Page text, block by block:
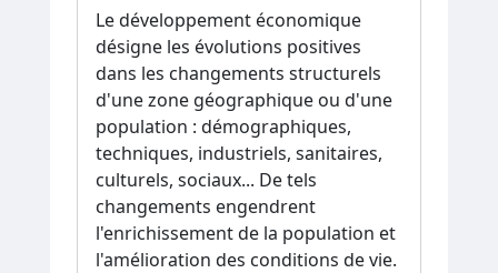
Le développement économique
désigne les évolutions positives
dans les changements structurels
d'une zone géographique ou d'une
population : démographiques,
techniques, industriels, sanitaires,
culturels, sociaux... De tels
changements engendrent
l'enrichissement de la population et
l'amélioration des conditions de vie.